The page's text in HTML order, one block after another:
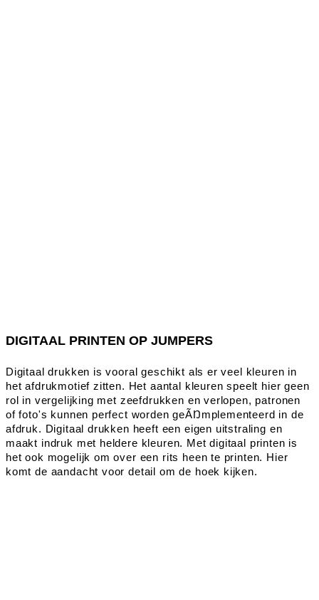
DIGITAAL PRINTEN OP JUMPERS
Digitaal drukken is vooral geschikt als er veel kleuren in
het afdrukmotief zitten. Het aantal kleuren speelt hier geen
rol in vergelijking met zeefdrukken en verlopen, patronen
of foto's kunnen perfect worden geÃŊmplementeerd in de
afdruk. Digitaal drukken heeft een eigen uitstraling en
maakt indruk met heldere kleuren. Met digitaal printen is
het ook mogelijk om over een rits heen te printen. Hier
komt de aandacht voor detail om de hoek kijken.